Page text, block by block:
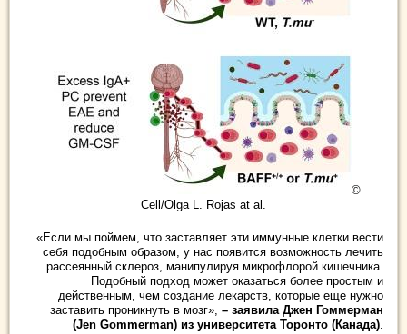
©
Cell/Olga L. Rojas at al.
«Если мы поймем, что заставляет эти иммунные клетки вести
себя подобным образом, у нас появится возможность лечить
рассеянный склероз, манипулируя микрофлорой кишечника.
Подобный подход может оказаться более простым и
действенным, чем создание лекарств, которые еще нужно
заставить проникнуть в мозг», – заявила Джен Гоммерман
(Jen Gommerman) из университета Торонто (Канада).